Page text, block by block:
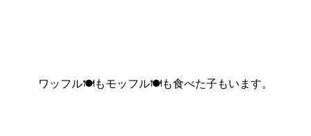
ワッフル🍽️もモッフル🍽️も食べた子もいます。